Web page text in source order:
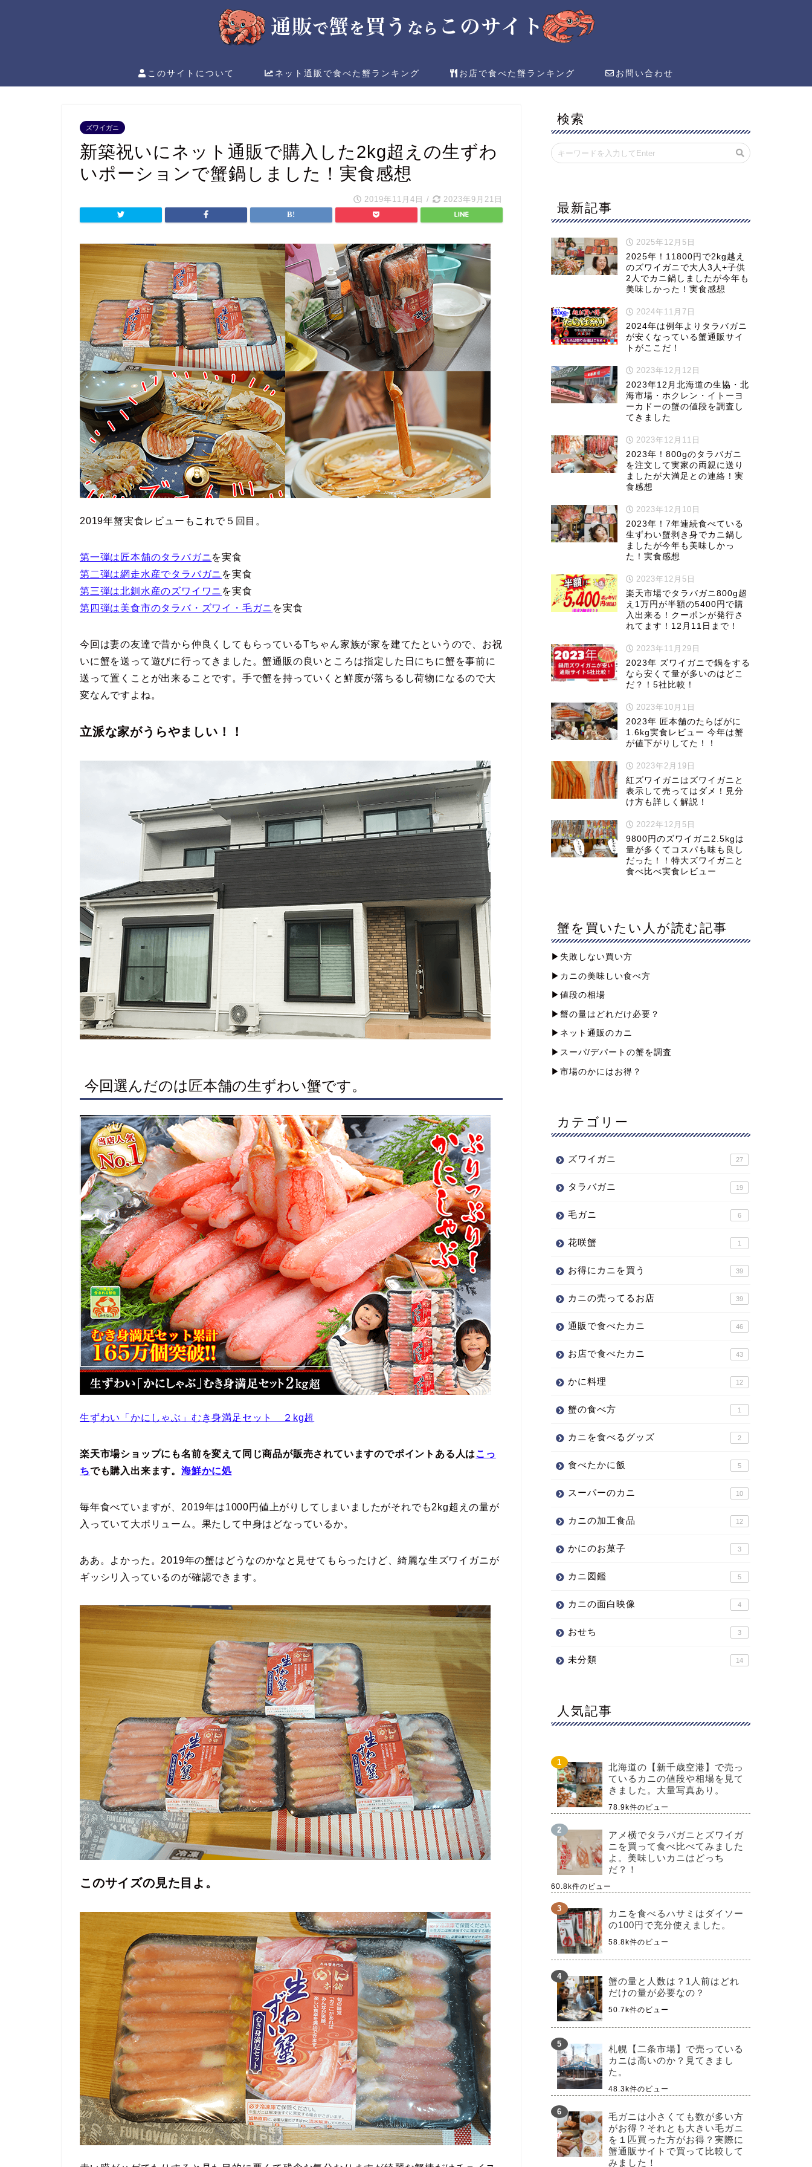
このサイトについて ネット通販で食べた蟹ランキング お店で食べた蟹ランキング お問い合わせ
ズワイガニ
新築祝いにネット通販で購入した2kg超えの生ずわ
いポーションで蟹鍋しました！実食感想
2019年11月4日 / 2023年9月21日
2019年蟹実食レビューもこれで５回目。
第一弾は匠本舗のタラバガニを実食
第二弾は網走水産でタラバガニ を実食
第三弾は北釧水産のズワイワニ を実食
第四弾は美食市のタラバ・ズワイ・毛ガニ を実食
今回は妻の友達で昔から仲良くしてもらっているTちゃん家族が家を建てたというので、お祝
いに蟹を送って遊びに行ってきました。蟹通販の良いところは指定した日にちに蟹を事前に
送って置くことが出来ることです。手で蟹を持っていくと鮮度が落ちるし荷物になるので大
変なんですよね。
立派な家がうらやましい！！
今回選んだのは匠本舗の生ずわい蟹です。
生ずわい「かにしゃぶ」むき身満足セット ２kg超
楽天市場ショップにも名前を変えて同じ商品が販売されていますのでポイントある人はこっ
ちでも購入出来ます。海鮮かに処
毎年食べていますが、2019年は1000円値上がりしてしまいましたがそれでも2kg超えの量が
入っていて大ボリューム。果たして中身はどなっているか。
ああ。よかった。2019年の蟹はどうなのかなと見せてもらったけど、綺麗な生ズワイガニが
ギッシリ入っているのが確認できます。
このサイズの見た目よ。
検索
最新記事
2025年12月5日
2025年！11800円で2kg越え
のズワイガニで大人3人+子供
2人でカニ鍋しましたが今年も
美味しかった！実食感想
2024年11月7日
2024年は例年よりタラバガニ
が安くなっている蟹通販サイ
トがここだ！
2023年12月12日
2023年12月北海道の生協・北
海市場・ホクレン・イトーヨ
ーカドーの蟹の値段を調査し
てきました
2023年12月11日
2023年！800gのタラバガニ
を注文して実家の両親に送り
ましたが大満足との連絡！実
食感想
2023年12月10日
2023年！7年連続食べている
生ずわい蟹剥き身でカニ鍋し
ましたが今年も美味しかっ
た！実食感想
2023年12月5日
楽天市場でタラバガニ800g超
え1万円が半額の5400円で購
入出来る！クーポンが発行さ
れてます！12月11日まで！
2023年11月29日
2023年 ズワイガニで鍋をする
なら安くて量が多いのはどこ
だ？！5社比較！
2023年10月1日
2023年 匠本舗のたらばがに
1.6kg実食レビュー 今年は蟹
が値下がりしてた！！
2023年2月19日
紅ズワイガニはズワイガニと
表示して売ってはダメ！見分
け方も詳しく解説！
2022年12月5日
9800円のズワイガニ2.5kgは
量が多くてコスパも味も良し
だった！！特大ズワイガニと
食べ比べ実食レビュー
蟹を買いたい人が読む記事
▶︎失敗しない買い方
▶︎カニの美味しい食べ方
▶︎値段の相場
▶︎蟹の量はどれだけ必要？
▶︎ネット通販のカニ
▶︎スーパ/デパートの蟹を調査
▶︎市場のかにはお得？
カテゴリー
ズワイガニ 27
タラバガニ 19
毛ガニ 6
花咲蟹 1
お得にカニを買う 39
カニの売ってるお店 39
通販で食べたカニ 46
お店で食べたカニ 43
かに料理 12
蟹の食べ方 1
カニを食べるグッズ 2
食べたかに飯 5
スーパーのカニ 10
カニの加工食品 12
かにのお菓子 3
カニ図鑑 5
カニの面白映像 4
おせち 3
未分類 14
人気記事
北海道の【新千歳空港】で売っ
ているカニの値段や相場を見て
きました。大量写真あり。
78.9k件のビュー
アメ横でタラバガニとズワイガ
ニを買って食べ比べてみました
よ。美味しいカニはどっち
だ？！
60.8k件のビュー
カニを食べるハサミはダイソー
の100円で充分使えました。
58.8k件のビュー
蟹の量と人数は？1人前はどれ
だけの量が必要なの？
50.7k件のビュー
札幌【二条市場】で売っている
カニは高いのか？見てきまし
た。
48.3k件のビュー
毛ガニは小さくても数が多い方
がお得？それとも大きい毛ガニ
を１匹買った方がお得？実際に
蟹通販サイトで買って比較して
みました！